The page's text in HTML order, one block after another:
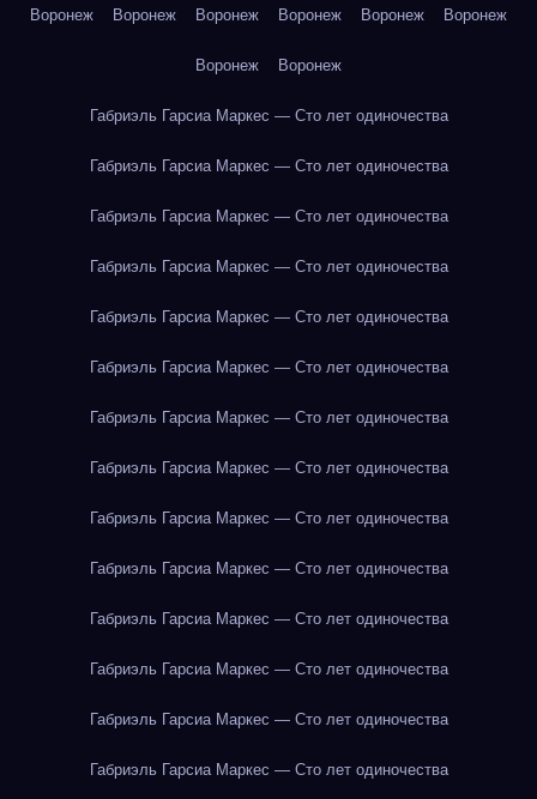
Воронеж Воронеж Воронеж Воронеж Воронеж Воронеж
Воронеж Воронеж
Габриэль Гарсиа Маркес — Сто лет одиночества
Габриэль Гарсиа Маркес — Сто лет одиночества
Габриэль Гарсиа Маркес — Сто лет одиночества
Габриэль Гарсиа Маркес — Сто лет одиночества
Габриэль Гарсиа Маркес — Сто лет одиночества
Габриэль Гарсиа Маркес — Сто лет одиночества
Габриэль Гарсиа Маркес — Сто лет одиночества
Габриэль Гарсиа Маркес — Сто лет одиночества
Габриэль Гарсиа Маркес — Сто лет одиночества
Габриэль Гарсиа Маркес — Сто лет одиночества
Габриэль Гарсиа Маркес — Сто лет одиночества
Габриэль Гарсиа Маркес — Сто лет одиночества
Габриэль Гарсиа Маркес — Сто лет одиночества
Габриэль Гарсиа Маркес — Сто лет одиночества